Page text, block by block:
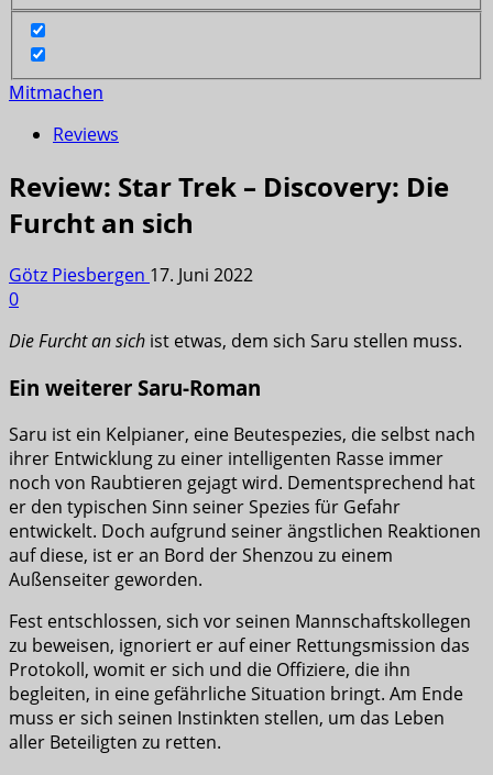
Mitmachen
Reviews
Review: Star Trek – Discovery: Die
Furcht an sich
Götz Piesbergen 17. Juni 2022
0
Die Furcht an sich ist etwas, dem sich Saru stellen muss.
Ein weiterer Saru-Roman
Saru ist ein Kelpianer, eine Beutespezies, die selbst nach
ihrer Entwicklung zu einer intelligenten Rasse immer
noch von Raubtieren gejagt wird. Dementsprechend hat
er den typischen Sinn seiner Spezies für Gefahr
entwickelt. Doch aufgrund seiner ängstlichen Reaktionen
auf diese, ist er an Bord der Shenzou zu einem
Außenseiter geworden.
Fest entschlossen, sich vor seinen Mannschaftskollegen
zu beweisen, ignoriert er auf einer Rettungsmission das
Protokoll, womit er sich und die Offiziere, die ihn
begleiten, in eine gefährliche Situation bringt. Am Ende
muss er sich seinen Instinkten stellen, um das Leben
aller Beteiligten zu retten.